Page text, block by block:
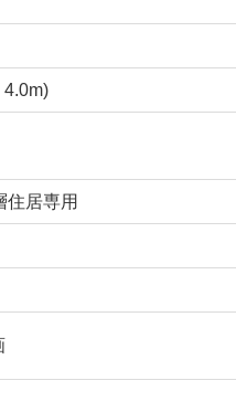
4.0m)
住居専用